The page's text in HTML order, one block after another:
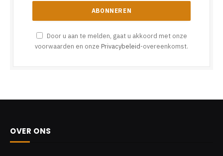
Door u aan te melden, gaat u akkoord met onze
voorwaarden en onze Privacybeleid-overeenkomst.
OVER ONS